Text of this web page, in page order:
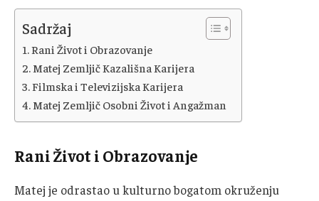
Sadržaj
Rani Život i Obrazovanje
Matej Zemljič Kazališna Karijera
Filmska i Televizijska Karijera
Matej Zemljič Osobni Život i Angažman
Rani Život i Obrazovanje
Matej je odrastao u kulturno bogatom okruženju